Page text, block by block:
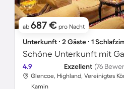
ab 687 € pro Nacht
Unterkunft ∙ 2 Gäste ∙ 1
4.9 Exzellent (76
Glencoe, Highland, Vereinigtes
Kamin